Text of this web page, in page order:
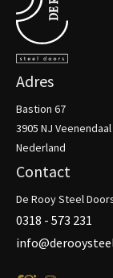
Adres
Bastion 67
3905 NJ Veenendaal
Nederland
Contact
De Rooy Steel
0318 - 573 231